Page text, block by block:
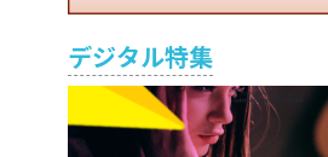
デジタル特集